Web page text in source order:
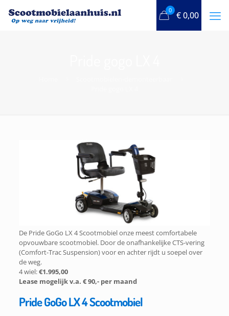
0 €0,00
De Pride GoGo LX 4 Scootmobiel onze meest comfortabele
opvouwbare scootmobiel. Door de onafhankelijke CTS-vering
(Comfort-Trac Suspension) voor en achter rijdt u soepel over
de weg.
4 wiel:€1.995,00
Lease mogelijk v.a. € 90,- per maand
Pride GoGo LX 4 Scootmobiel